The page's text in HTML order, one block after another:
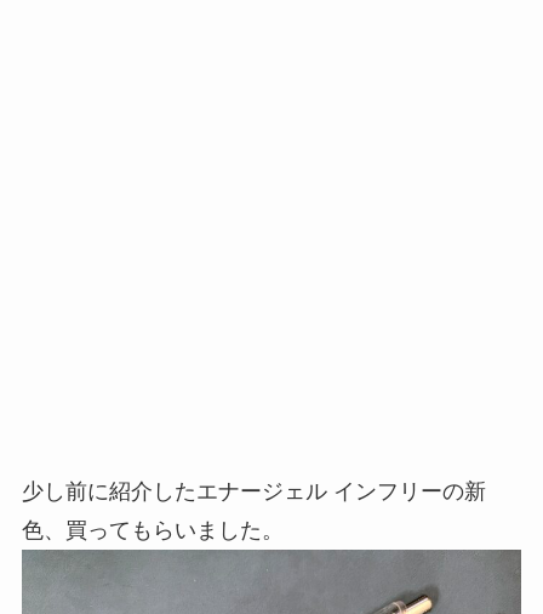
少し前に紹介したエナージェル インフリーの新
色、買ってもらいました。